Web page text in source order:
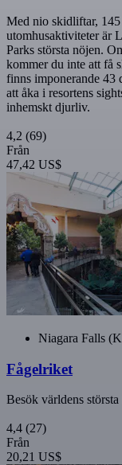
Med nio skidliftar, 145
utomhusaktiviteter är
Parks största nöjen.
kommer du inte att få
finns imponerande 43
att åka i resortens
inhemskt djurliv.
4,2 (69)
Från
47,42 US$
Niagara Falls
Fågelriket
Besök världens
4,4 (27)
Från
20,21 US$